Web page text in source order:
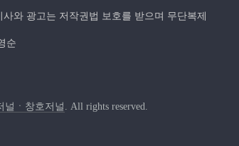
와 광고는 저작권법 보호를 받으며 무단복제
순
널ㆍ창호저널 . All rights reserved.